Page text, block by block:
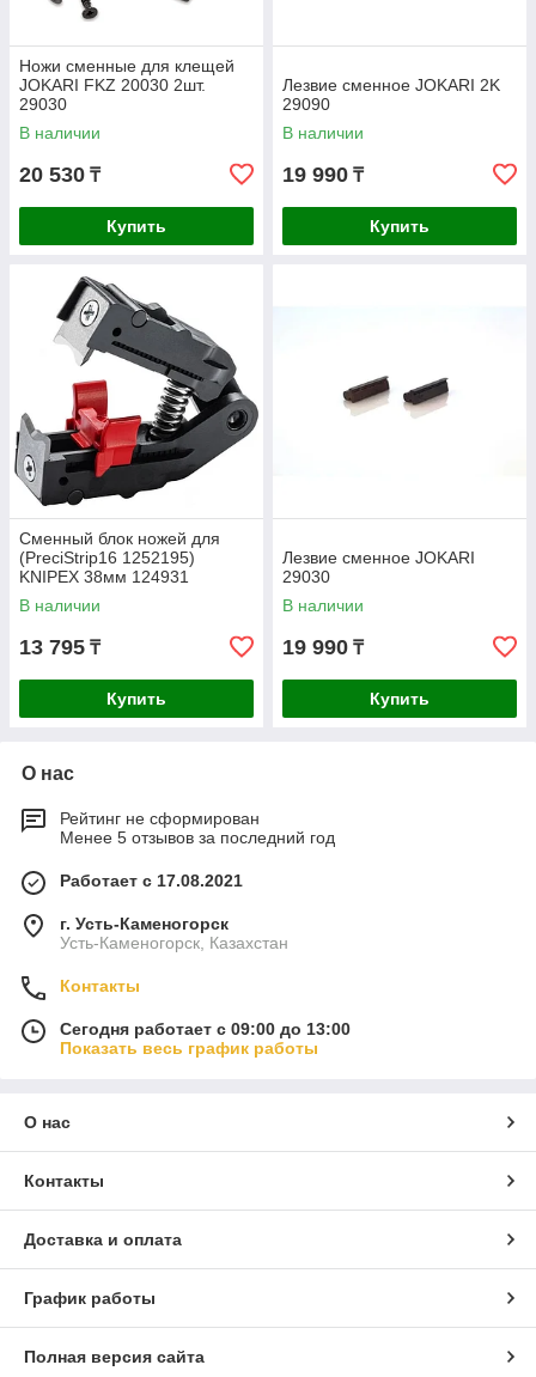
Ножи сменные для клещей
JOKARI FKZ 20030 2шт.
29030
В наличии
20 530 ₸
Купить
Лезвие сменное JOKARI 2K
29090
В наличии
19 990 ₸
Купить
Сменный блок ножей для
(PreciStrip16 1252195)
KNIPEX 38мм 124931
В наличии
13 795 ₸
Купить
Лезвие сменное JOKARI
29030
В наличии
19 990 ₸
Купить
О нас
Рейтинг не сформирован
Менее 5 отзывов за последний год
Работает с 17.08.2021
г. Усть-Каменогорск
Усть-Каменогорск, Казахстан
Контакты
Сегодня работает с 09:00 до 13:00
Показать весь график работы
О нас
Контакты
Доставка и оплата
График работы
Полная версия сайта